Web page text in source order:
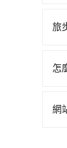
據。
官
旅
程
怎
區
網